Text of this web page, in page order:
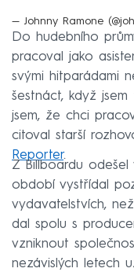
— Johnny Ramone
Do hudebního
pracoval jako
svými hitparádami
šestnáct, když
jsem, že chci
citoval starší
Reporter.
Z Billboardu odešel
období vystřídal
vydavatelstvích,
dal spolu s
vzniknout
nezávislých letech